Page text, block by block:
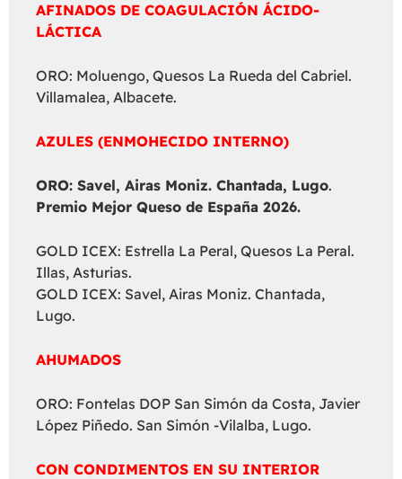
AFINADOS DE COAGULACIÓN ÁCIDO-
LÁCTICA
ORO: Moluengo, Quesos La Rueda del Cabriel.
Villamalea, Albacete.
AZULES (ENMOHECIDO INTERNO)
ORO: Savel, Airas Moniz. Chantada, Lugo.
Premio Mejor Queso de España 2026.
GOLD ICEX: Estrella La Peral, Quesos La Peral.
Illas, Asturias.
GOLD ICEX: Savel, Airas Moniz. Chantada,
Lugo.
AHUMADOS
ORO: Fontelas DOP San Simón da Costa, Javier
López Piñedo. San Simón -Vilalba, Lugo.
CON CONDIMENTOS EN SU INTERIOR